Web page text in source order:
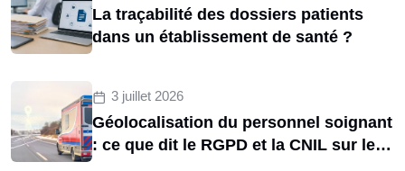
La traçabilité des dossiers patients
dans un établissement de santé ?
3 juillet 2026
Géolocalisation du personnel soignant
: ce que dit le RGPD et la CNIL sur le